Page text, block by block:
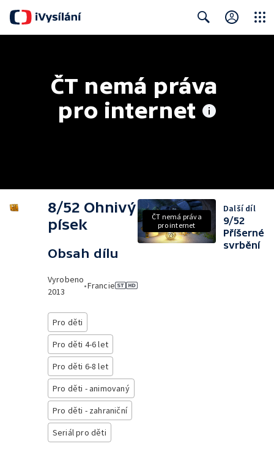
ČT nemá práva
pro internet
8/52 Ohnivý
písek
Obsah dílu
Vyrobeno
2013
•Francie
Pro děti
Pro děti 4-6 let
Pro děti 6-8 let
Pro děti - animovaný
Pro děti - zahraniční
Seriál pro děti
ČT nemá práva
pro internet
Další díl
9/52
Příšerné
svrbění